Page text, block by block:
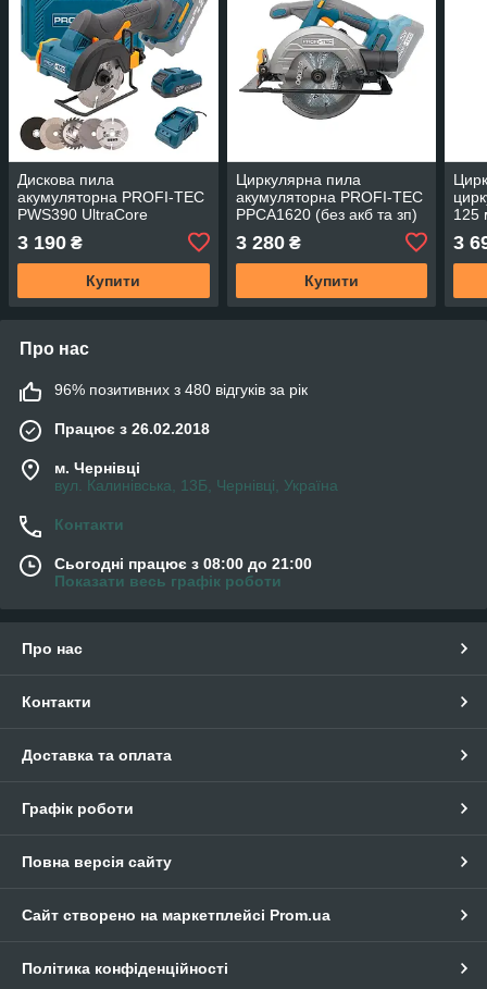
Дискова пила
акумуляторна PROFI-TEC
PWS390 UltraCore
3 190 ₴
Купити
Циркулярна пила
акумуляторна PROFI-TEC
PPCA1620 (без акб та зп)
3 280₴
Купити
125
3
Про нас
96% позитивних з 480 відгуків за рік
Працює з 26.02.2018
м. Чернівці
вул. Калинівська, 13Б, Чернівці, Україна
Контакти
Сьогодні працює з 08:00 до 21:00
Показати весь графік роботи
Про нас
Контакти
Доставка та оплата
Графік роботи
Повна версія сайту
Сайт створено на маркетплейсі Prom.ua
Політика конфіденційності